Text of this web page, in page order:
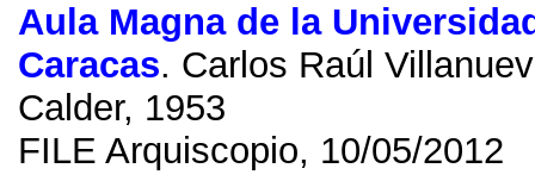
Aula Magna de la
Caracas. Carlos Raúl
Calder, 1953
FILE Arquiscopio, 10/05/2012